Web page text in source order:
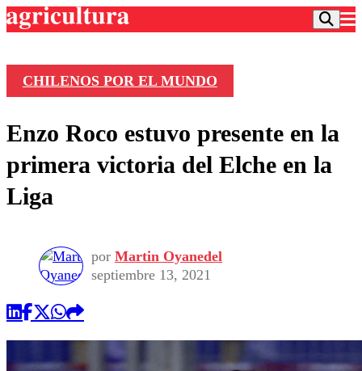
Frecuencias
Agricultura TV
Deportes
Otros Deportes
Seleccion Chilena
Torneo Internacional
Dato Practico
Economía
Internacional
Publicaciones en medios
Opinión
CHILENOS POR EL MUNDO
Enzo Roco estuvo presente en la
primera victoria del Elche en la
Liga
por Martin Oyanedel
septiembre 13, 2021